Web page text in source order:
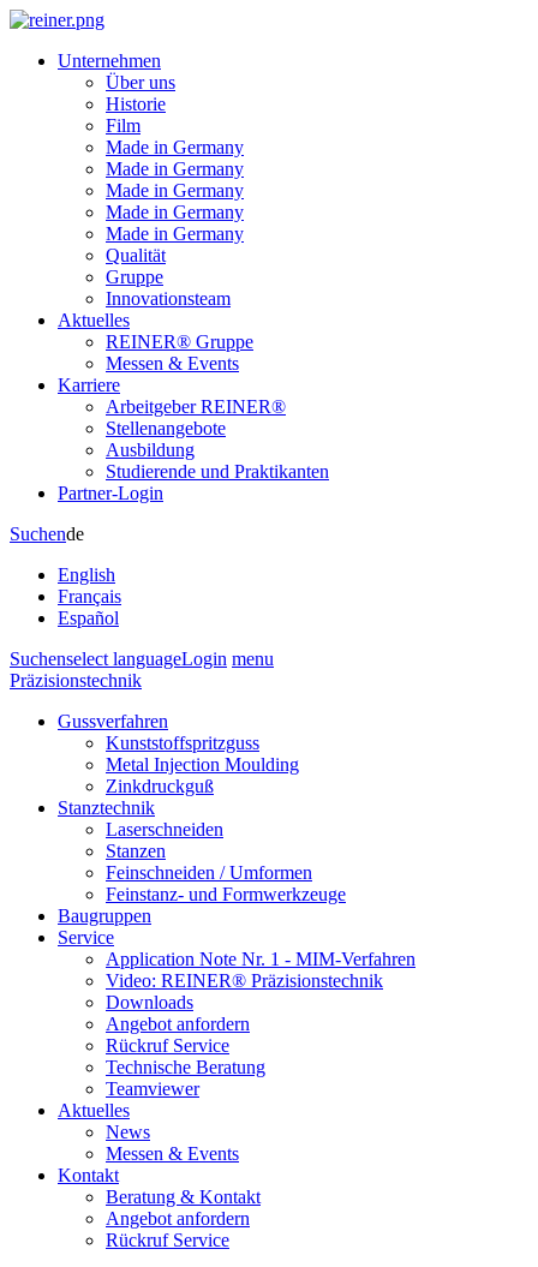
Unternehmen
Über uns
Historie
Film
Made in Germany
Made in Germany
Made in Germany
Made in Germany
Made in Germany
Qualität
Gruppe
Innovationsteam
Aktuelles
REINER® Gruppe
Messen & Events
Karriere
Arbeitgeber REINER®
Stellenangebote
Ausbildung
Studierende und Praktikanten
Partner-Login
Suchende
English
Français
Español
Suchenselect languageLogin menu
Präzisionstechnik
Gussverfahren
Kunststoffspritzguss
Metal Injection Moulding
Zinkdruckguß
Stanztechnik
Laserschneiden
Stanzen
Feinschneiden / Umformen
Feinstanz- und Formwerkzeuge
Baugruppen
Service
Application Note Nr. 1 - MIM-Verfahren
Video: REINER® Präzisionstechnik
Downloads
Angebot anfordern
Rückruf Service
Technische Beratung
Teamviewer
Aktuelles
News
Messen & Events
Kontakt
Beratung & Kontakt
Angebot anfordern
Rückruf Service